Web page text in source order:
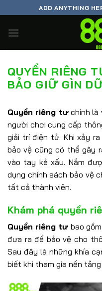
đến
nội
ADD ANYTHING
QUYỀN RIÊNG
BẢO GIỮ GÌN
Quyền riêng tưchính là
người chơi cung cấp
giải trí điện tử. Khi xảy
bảo vệ cũng có thể gây
vào tay kẻ xấu. Nắm
dụng chính sách bảo vệ
tất cả thành viên.
Khám phá quyền
Quyền riêng tư bao
đưa ra để bảo vệ cho
Sau đây là những khía
biết khi tham gia nền tảng